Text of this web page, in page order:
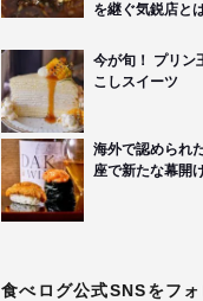
を継ぐ気鋭店と
今が旬！ プリン
こしスイーツ
海外で認められ
座で新たな幕開
食べログ公式SNSをフ